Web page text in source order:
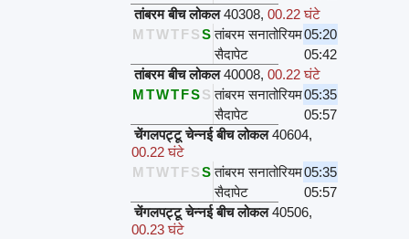
तांबरम बीच लोकल 40308,00.22 घंटे
M TWTFSS तांबरम सनातोरियम05:20
सैदापेट
05:42
तांबरम बीच लोकल 40008,00.22 घंटे
MTWTFSS तांबरम सनातोरियम05:35
सैदापेट
05:57
चेंगलपट्टू चेन्नई बीच लोकल 40604,
00.22 घंटे
M TWTFSS तांबरम सनातोरियम05:35
सैदापेट
05:57
चेंगलपट्टू चेन्नई बीच लोकल 40506,
00.23 घंटे